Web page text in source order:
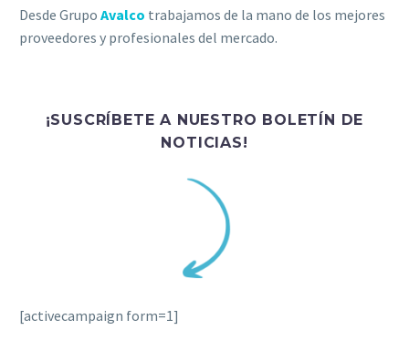
Desde Grupo Avalco trabajamos de la mano de los mejores
proveedores y profesionales del mercado.
¡SUSCRÍBETE A NUESTRO BOLETÍN DE
NOTICIAS!
[activecampaign form=1]